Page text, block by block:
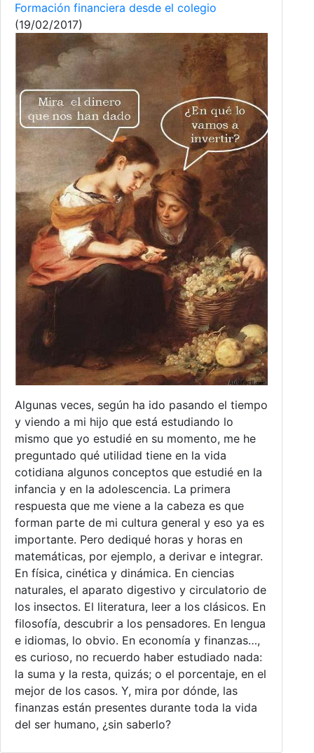
Formación financiera desde el colegio
(19/02/2017)
Algunas veces, según ha ido pasando el tiempo
y viendo a mi hijo que está estudiando lo
mismo que yo estudié en su momento, me he
preguntado qué utilidad tiene en la vida
cotidiana algunos conceptos que estudié en la
infancia y en la adolescencia. La primera
respuesta que me viene a la cabeza es que
forman parte de mi cultura general y eso ya es
importante. Pero dediqué horas y horas en
matemáticas, por ejemplo, a derivar e integrar.
En física, cinética y dinámica. En ciencias
naturales, el aparato digestivo y circulatorio de
los insectos. El literatura, leer a los clásicos. En
filosofía, descubrir a los pensadores. En lengua
e idiomas, lo obvio. En economía y finanzas…,
es curioso, no recuerdo haber estudiado nada:
la suma y la resta, quizás; o el porcentaje, en el
mejor de los casos. Y, mira por dónde, las
finanzas están presentes durante toda la vida
del ser humano, ¿sin saberlo?